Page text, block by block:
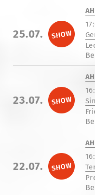
25.07.
23.07.
22.07.